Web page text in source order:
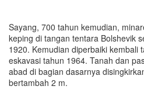
Sayang, 700 tahun kemudian,
keping di tangan tentara Bolshevik
1920. Kemudian diperbaiki kembali
eskavasi tahun 1964. Tanah dan
abad di bagian dasarnya
bertambah 2 m.